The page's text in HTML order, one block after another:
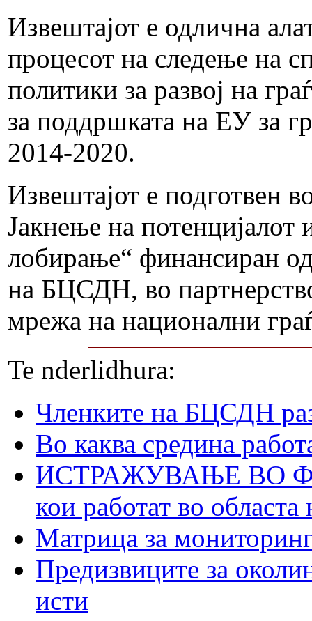
Извештајот е одлична
процесот на следење на
политики за развој на
за поддршката на ЕУ за
2014-2020.
Извештајот е подготвен
Јакнење на потенцијалот
лобирање“ финансиран
на БЦСДН, во
мрежа на национални
Te nderlidhura:
Членките на БЦСДН
Во каква средина
ИСТРАЖУВАЊЕ ВО
кои работат во
Матрица за
Предизвиците за
исти